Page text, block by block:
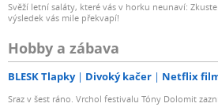
Svěží letní saláty, které vás v horku neunaví:
výsledek vás mile překvapí!
Hobby a zábava
BLESK Tlapky Divoký kačer Netflix
Sraz v šest ráno. Vrchol festivalu Tóny Dolomit